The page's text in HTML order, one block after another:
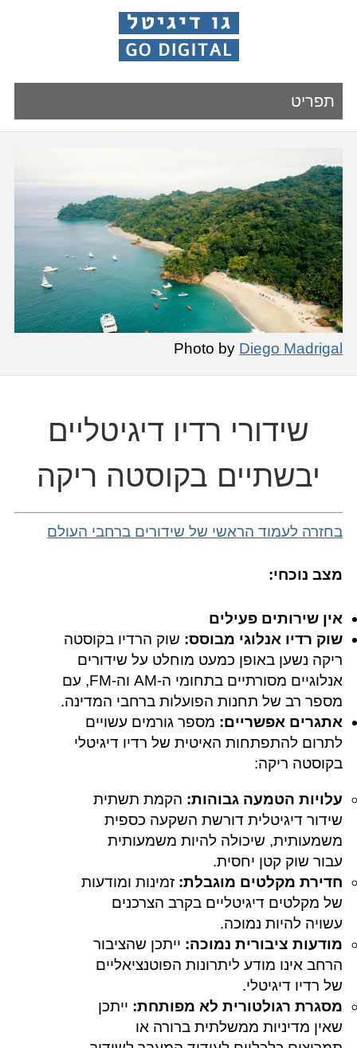
תפריט
Photo by Diego Madrigal
שידורי רדיו דיגיטליים
יבשתיים בקוסטה ריקה
בחזרה לעמוד הראשי של שידורים ברחבי העולם
מצב נוכחי:
אין שירותים פעילים
שוק רדיו אנלוגי מבוסס: שוק הרדיו בקוסטה
ריקה נשען באופן כמעט מוחלט על שידורים
אנלוגיים מסורתיים בתחומי ה-AM וה-FM, עם
מספר רב של תחנות הפועלות ברחבי המדינה.
אתגרים אפשריים: מספר גורמים עשויים
לתרום להתפתחות האיטית של רדיו דיגיטלי
בקוסטה ריקה:
עלויות הטמעה גבוהות: הקמת תשתית
שידור דיגיטלית דורשת השקעה כספית
משמעותית, שיכולה להיות משמעותית
עבור שוק קטן יחסית.
חדירת מקלטים מוגבלת: זמינות ומודעות
של מקלטים דיגיטליים בקרב הצרכנים
עשויה להיות נמוכה.
מודעות ציבורית נמוכה: ייתכן שהציבור
הרחב אינו מודע ליתרונות הפוטנציאליים
של רדיו דיגיטלי.
מסגרת רגולטורית לא מפותחת: ייתכן
שאין מדיניות ממשלתית ברורה או